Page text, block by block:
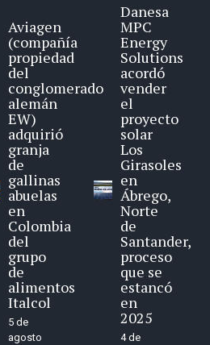
Aviagen
(compañía
propiedad
del
conglomerado
alemán
EW)
adquirió
granja
de
gallinas
abuelas
en
Colombia
del
grupo
de
alimentos
Italcol
5 de
agosto
Danesa
MPC
Energy
Solutions
acordó
vender
el
proyecto
solar
Los
Girasoles
en
Ábrego,
Norte
de
Santander,
proceso
que se
estancó
en
2025
4 de